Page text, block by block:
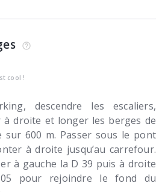
cool !
descendre les escaliers,
droite et longer les berges de
sur 600 m. Passer sous le pont
à droite jusqu’au carrefour.
à gauche la D 39 puis à droite
pour rejoindre le fond du